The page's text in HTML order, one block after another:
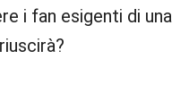
i fan esigenti di una